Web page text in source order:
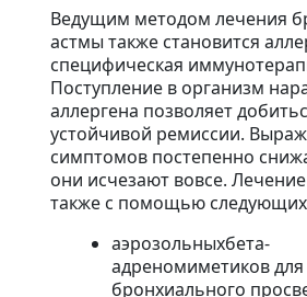
Ведущим методом лечения
астмы также становится
специфическая
Поступление в организм
аллергена позволяет
устойчивой ремиссии.
симптомов постепенно
они исчезают вовсе.
также с помощью следующих
аэрозольныхбета-
адреномиметиков
бронхиального